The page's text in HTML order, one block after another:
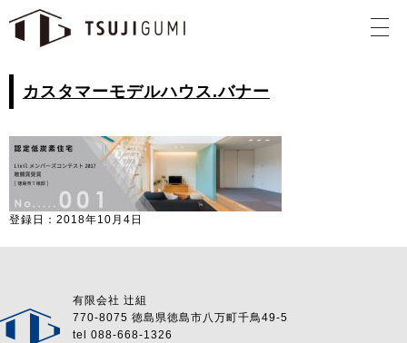
カスタマーモデルハウス.バナー
登録日：2018年10月4日
有限会社 辻組
770-8075 徳島県徳島市八万町千鳥49-5
tel 088-668-1326